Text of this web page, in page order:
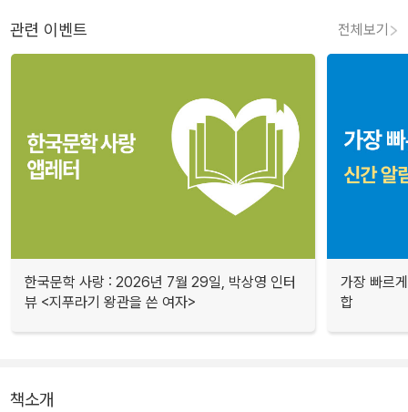
관련 이벤트 전체보기
한국문학 사랑 : 2026년 7월 29일, 박상영 인터
뷰 <지푸라기 왕관을 쓴 여자>
가장 빠르
합
책소개